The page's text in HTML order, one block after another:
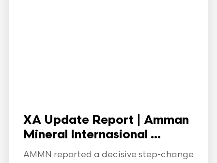
XA Update Report | Amman
Mineral Internasional ...
AMMN reported a decisive step-change